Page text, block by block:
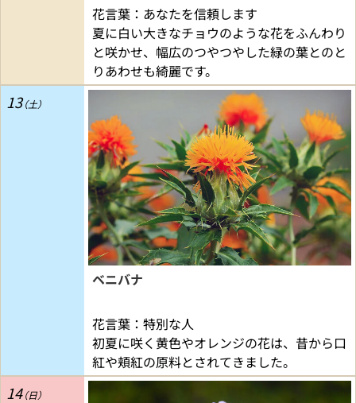
花言葉：あなたを信頼します
夏に白い大きなチョウのような花をふんわり
と咲かせ、幅広のつやつやした緑の葉とのと
りあわせも綺麗です。
13
ベニバナ
花言葉：特別な人
初夏に咲く黄色やオレンジの花は、昔から口
紅や頬紅の原料とされてきました。
14